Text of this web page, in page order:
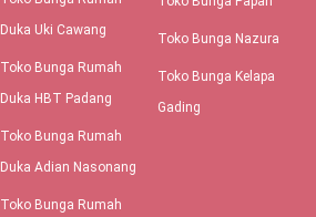
Duka Uki Cawang
Toko Bunga Rumah
Duka HBT Padang
Toko Bunga Rumah
Duka Adian Nasonang
Toko Bunga Rumah
Toko Bunga Nazura
Toko Bunga Kelapa
Gading